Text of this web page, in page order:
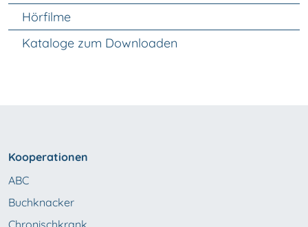
Hörfilme
Kataloge zum Downloaden
Kooperationen
ABC
Buchknacker